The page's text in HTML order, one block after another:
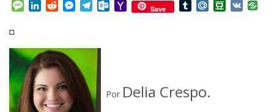
Message
LinkedInRedditMessenger
TelegramOutlook.com
YahooSave TumblrMail.RuDouban
VK
◘
Por Delia Crespo.